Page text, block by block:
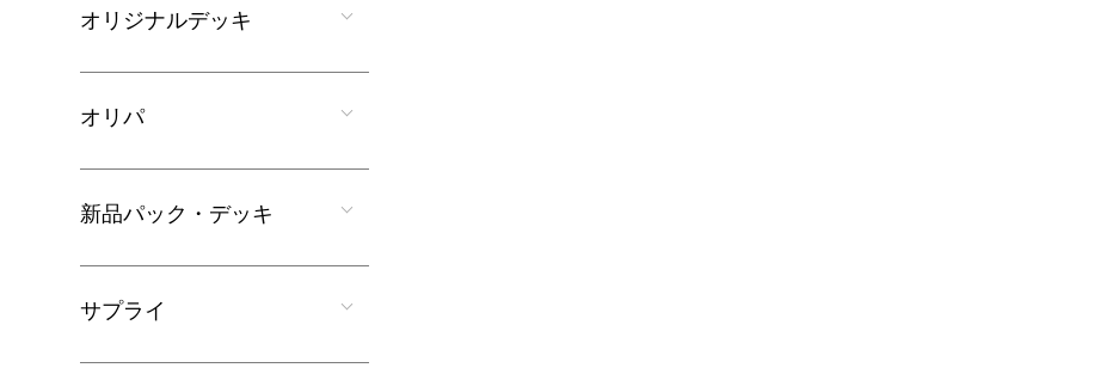
オリジナルデッキ
オリパ
新品パック・デッキ
サプライ